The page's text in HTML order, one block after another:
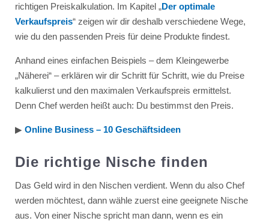
richtigen Preiskalkulation. Im Kapitel „Der optimale
Verkaufspreis“ zeigen wir dir deshalb verschiedene Wege,
wie du den passenden Preis für deine Produkte findest.
Anhand eines einfachen Beispiels – dem Kleingewerbe
„Näherei“ – erklären wir dir Schritt für Schritt, wie du Preise
kalkulierst und den maximalen Verkaufspreis ermittelst.
Denn Chef werden heißt auch: Du bestimmst den Preis.
▶︎ Online Business – 10 Geschäftsideen
Die richtige Nische finden
Das Geld wird in den Nischen verdient. Wenn du also Chef
werden möchtest, dann wähle zuerst eine geeignete Nische
aus. Von einer Nische spricht man dann, wenn es ein